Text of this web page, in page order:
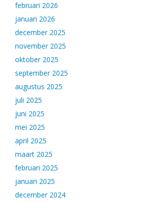
februari 2026
januari 2026
december 2025
november 2025
oktober 2025
september 2025
augustus 2025
juli 2025
juni 2025
mei 2025
april 2025
maart 2025
februari 2025
januari 2025
december 2024